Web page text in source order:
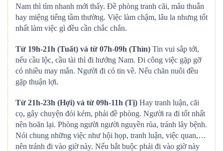
Nam thì tìm nhanh mới thấy. Đề phòng tranh cãi, mâu thuẫn
hay miệng tiếng tầm thường. Việc làm chậm, lâu la nhưng tốt
nhất làm việc gì đều cần chắc chắn.
Từ 19h-21h (Tuất) và từ 07h-09h (Thìn) Tin vui sắp tới,
nếu cầu lộc, cầu tài thì đi hướng Nam. Đi công việc gặp gỡ
có nhiều may mắn. Người đi có tin về. Nếu chăn nuôi đều
gặp thuận lợi.
Từ 21h-23h (Hợi) và từ 09h-11h (Tị) Hay tranh luận, cãi
cọ, gây chuyện đói kém, phải đề phòng. Người ra đi tốt nhất
nên hoãn lại. Phòng người người nguyền rủa, tránh lây bệnh.
Nói chung những việc như hội họp, tranh luận, việc quan,…
nên tránh đi vào giờ này. Nếu bắt buộc phải đi vào giờ này